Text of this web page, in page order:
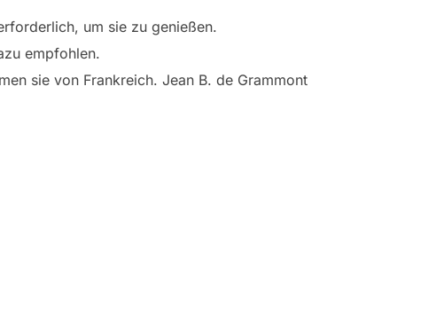
um sie zu genießen.
empfohlen.
sie von Frankreich. Jean B. de Grammont